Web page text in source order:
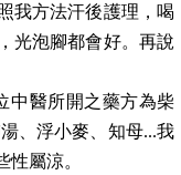
我方法汗後護理，喝
光泡腳都會好。再說
醫所開之藥方為柴
、浮小麥、知母...我
屬涼。